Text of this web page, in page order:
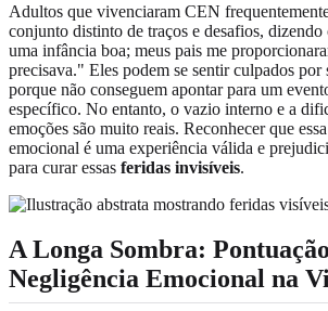
Adultos que vivenciaram CEN
conjunto distinto de traços e desafios,
uma infância boa; meus pais me
precisava." Eles podem se sentir culpados por
porque não conseguem apontar para um
específico. No entanto, o vazio interno e a
emoções são muito reais. Reconhecer que
emocional é uma experiência válida e
para curar essas feridas invisíveis.
A Longa Sombra:
Negligência Emocional na